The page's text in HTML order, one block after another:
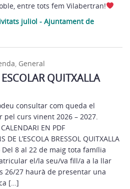
entre tots fem Vilabertran!
juliol - Ajuntament de
, General
QUITXALLA
consultar com queda el
pel curs vinent 2026 – 2027.
EN PDF
DE L’ESCOLA BRESSOL QUITXALLA
Del 8 al 22 de maig tota família
el/la seu/va fill/a a la llar
26/27 haurà de presentar una
[…]